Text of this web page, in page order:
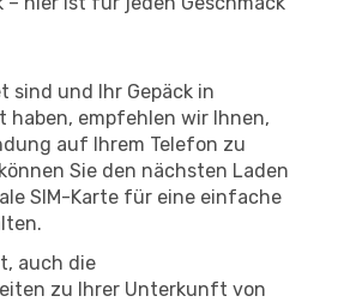
sind und Ihr Gepäck in
haben, empfehlen wir Ihnen,
auf Ihrem Telefon zu
Sie den nächsten Laden
SIM-Karte für eine einfache
auch die
zu Ihrer Unterkunft von